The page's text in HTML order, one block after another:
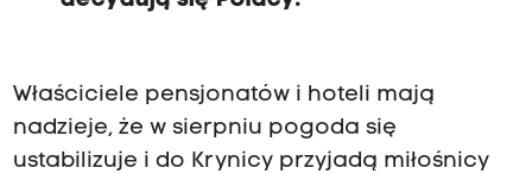
Właściciele pensjonatów i hoteli mają
nadzieje, że w sierpniu pogoda się
ustabilizuje i do Krynicy przyjadą miłośnicy